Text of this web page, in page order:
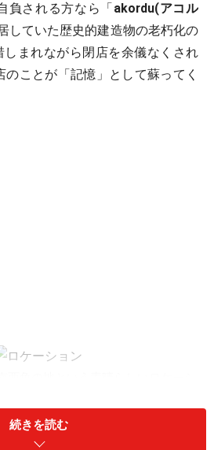
負される方なら「 akordu(アコル
していた歴史的建造物の老朽化の
まれながら閉店を余儀なくされ
ことが「記憶」として蘇ってく
ードスパニッシュの名店が、2016
身を遂げて「奈良の中の奈良」と
続きを読む